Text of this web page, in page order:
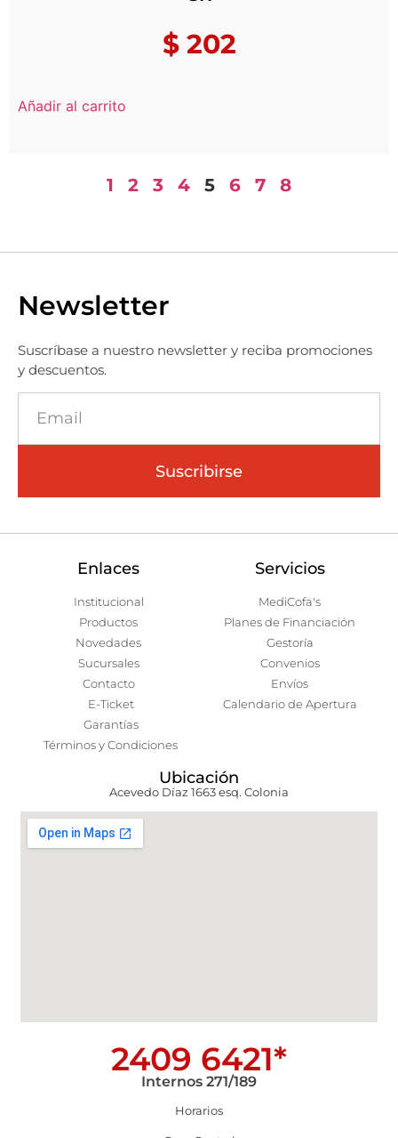
$202
Añadir al carrito
1 2 3 4 5 6 7 8
Newsletter
Suscríbase a nuestro newsletter y reciba promociones
y descuentos.
Suscribirse
Enlaces
Institucional
Productos
Novedades
Sucursales
Contacto
E-Ticket
Garantías
Términos y Condiciones
Servicios
MediCofa's
Planes de Financiación
Gestoría
Convenios
Envíos
Calendario de Apertura
Ubicación
Acevedo Díaz 1663 esq. Colonia
2409 6421*
Internos 271/189
Horarios